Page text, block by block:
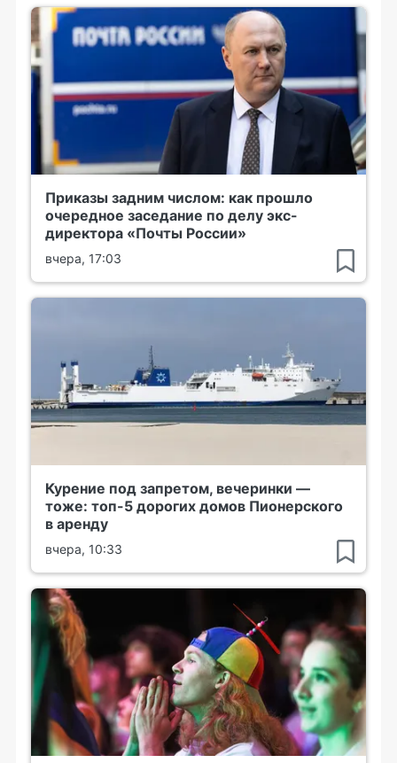
Приказы задним числом: как прошло
очередное заседание по делу экс-
директора «Почты России»
вчера, 17:03
Курение под запретом, вечеринки —
тоже: топ-5 дорогих домов Пионерского
в аренду
вчера, 10:33